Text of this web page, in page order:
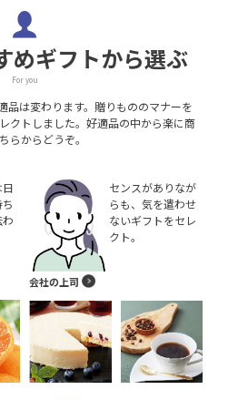
めギフトから選ぶ
For you
品は変わります。贈りもののマナーを
クトしました。好適品の中から楽に商
らからどうぞ。
会社の上司
センスがありなが
らも、気を遣わせ
ないギフトをセレ
クト。